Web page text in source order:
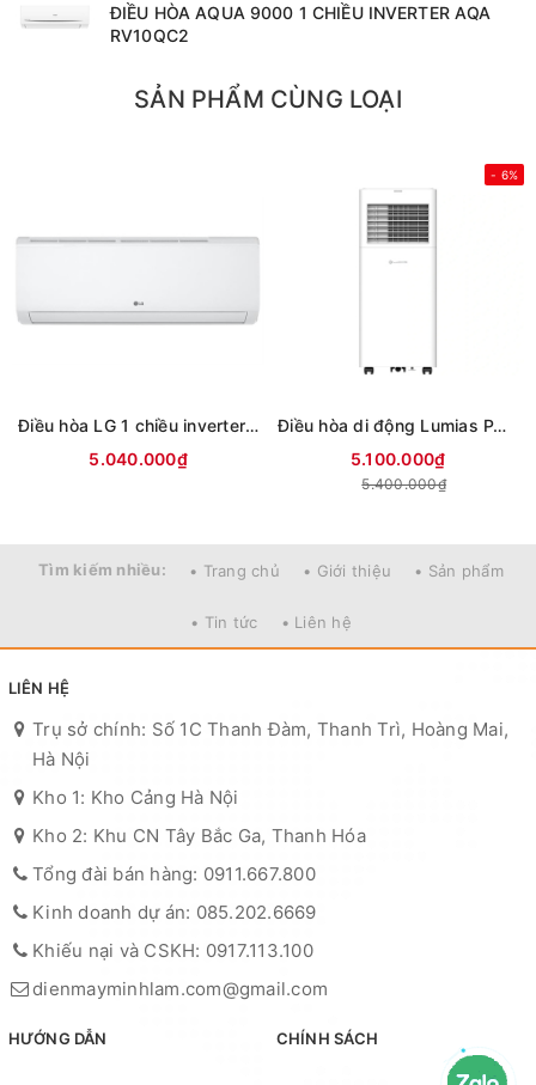
ĐIỀU HÒA AQUA 9000 1 CHIỀU INVERTER AQA
RV10QC2
SẢN PHẨM CÙNG LOẠI
Điều hòa LG 1 chiều inverter 9000Btu IFC09M1 (mới 2026)
5.040.000₫
- 6%
Điều hòa di động Lumias PAC-26
5.100.000₫
5.400.000₫
Tìm kiếm nhiều: • Trang chủ • Giới thiệu • Sản phẩm
• Tin tức • Liên hệ
LIÊN HỆ
Trụ sở chính: Số 1C Thanh Đàm, Thanh Trì, Hoàng Mai,
Hà Nội
Kho 1: Kho Cảng Hà Nội
Kho 2: Khu CN Tây Bắc Ga, Thanh Hóa
Tổng đài bán hàng: 0911.667.800
Kinh doanh dự án: 085.202.6669
Khiếu nại và CSKH: 0917.113.100
dienmayminhlam.com@gmail.com
HƯỚNG DẪN CHÍNH SÁCH